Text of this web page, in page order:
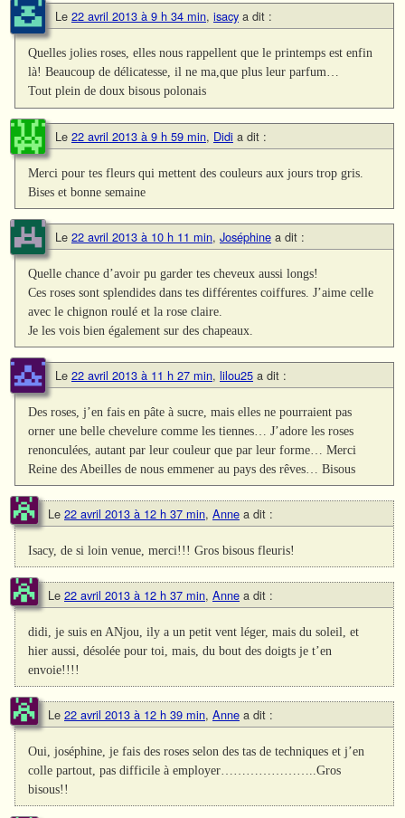
Le 22 avril 2013 à 9 h 34 min, isacy a dit :
Quelles jolies roses, elles nous rappellent que le printemps est enfin
là! Beaucoup de délicatesse, il ne ma,que plus leur parfum…
Tout plein de doux bisous polonais
Le 22 avril 2013 à 9 h 59 min, Didi a dit :
Merci pour tes fleurs qui mettent des couleurs aux jours trop gris.
Bises et bonne semaine
Le 22 avril 2013 à 10 h 11 min, Joséphine a dit :
Quelle chance d’avoir pu garder tes cheveux aussi longs!
Ces roses sont splendides dans tes différentes coiffures. J’aime celle
avec le chignon roulé et la rose claire.
Je les vois bien également sur des chapeaux.
Le 22 avril 2013 à 11 h 27 min, lilou25 a dit :
Des roses, j’en fais en pâte à sucre, mais elles ne pourraient pas
orner une belle chevelure comme les tiennes… J’adore les roses
renonculées, autant par leur couleur que par leur forme… Merci
Reine des Abeilles de nous emmener au pays des rêves… Bisous
Le 22 avril 2013 à 12 h 37 min, Anne a dit :
Isacy, de si loin venue, merci!!! Gros bisous fleuris!
Le 22 avril 2013 à 12 h 37 min, Anne a dit :
didi, je suis en ANjou, ily a un petit vent léger, mais du soleil, et
hier aussi, désolée pour toi, mais, du bout des doigts je t’en
envoie!!!!
Le 22 avril 2013 à 12 h 39 min, Anne a dit :
Oui, joséphine, je fais des roses selon des tas de techniques et j’en
colle partout, pas difficile à employer…………………..Gros
bisous!!